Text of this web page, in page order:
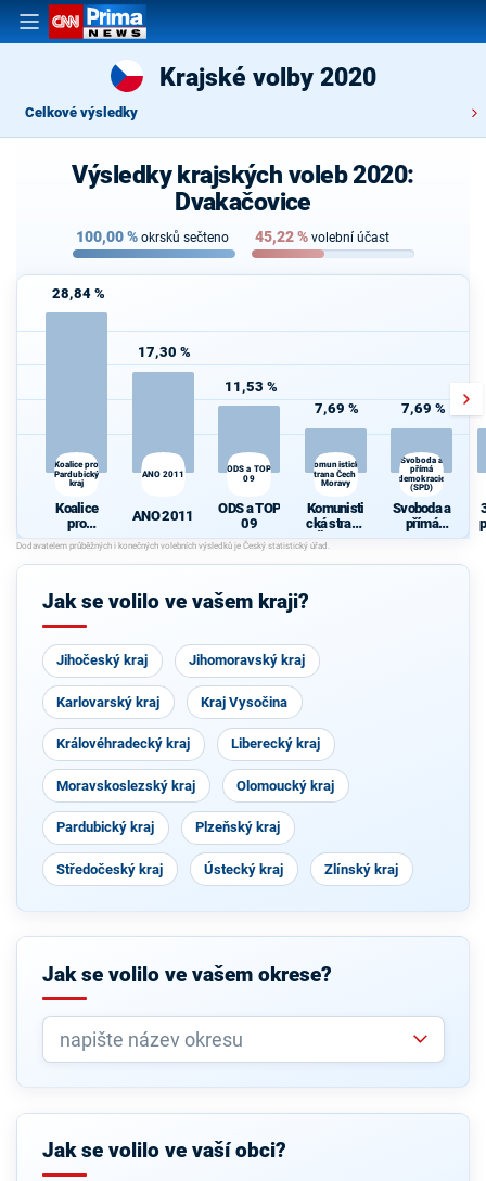
Krajské volby 2020
Celkové výsledky
Výsledky krajských voleb 2020:
Dvakačovice
100,00% okrsků sečteno 45,22% volební účast
28,84 %
Koalice pro
Pardubický
kraj
Koalice
pro
Pardubick
ý kraj
17,30 %
ANO 2011
ANO 2011
11,53 %
ODS a TOP
09
ODS a TOP
09
7,69 %
Komunistická
strana Čech a
Moravy
Komunisti
cká strana
Čech a
Moravy
7,69 %
Svoboda a
přímá
demokracie
(SPD)
Svoboda a
přímá
demokraci
Jak se volilo ve vašem kraji?
Jihočeský kraj Jihomoravský kraj
Karlovarský kraj Kraj Vysočina
Královéhradecký kraj Liberecký kraj
Moravskoslezský kraj Olomoucký kraj
Pardubický kraj Plzeňský kraj
Středočeský kraj Ústecký kraj Zlínský kraj
Jak se volilo ve vašem okrese?
Jak se volilo ve vaší obci?